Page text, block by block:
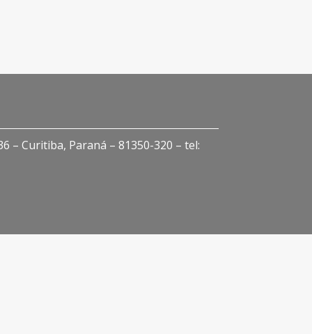
– Curitiba, Paraná – 81350-320 – tel: